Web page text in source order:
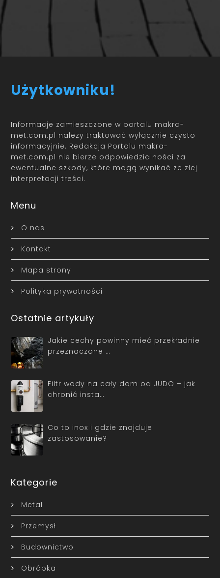
Użytkowniku!
Informacje zamieszczone w portalu makra-
met.com.pl należy traktować wyłącznie czysto
informacyjnie. Redakcja Portalu makra-
met.com.pl nie bierze odpowiedzialności za
ewentualne szkody, które mogą wynikać ze złej
interpretacji treści.
Menu
O nas
Kontakt
Mapa strony
Polityka prywatności
Ostatnie artykuły
Jakie cechy powinny mieć przekładnie
przeznaczone …
Filtr wody na cały dom od JUDO – jak
chronić insta…
Co to inox i gdzie znajduje
zastosowanie?
Kategorie
Metal
Przemysł
Budownictwo
Obróbka